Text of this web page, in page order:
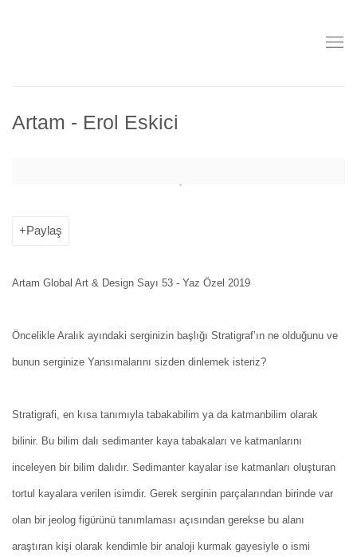
Artam - Erol Eskici
Paylaş
Artam Global Art & Design Sayı 53 - Yaz Özel 2019
Öncelikle Aralık ayındaki serginizin başlığı Stratigraf’ın ne olduğunu ve
bunun serginize Yansımalarını sizden dinlemek isteriz?
Stratigrafi, en kısa tanımıyla tabakabilim ya da katmanbilim olarak
bilinir. Bu bilim dalı sedimanter kaya tabakaları ve katmanlarını
inceleyen bir bilim dalıdır. Sedimanter kayalar ise katmanları oluşturan
tortul kayalara verilen isimdir. Gerek serginin parçalarından birinde var
olan bir jeolog figürünü tanımlaması açısından gerekse bu alanı
araştıran kişi olarak kendimle bir analoji kurmak gayesiyle o ismi